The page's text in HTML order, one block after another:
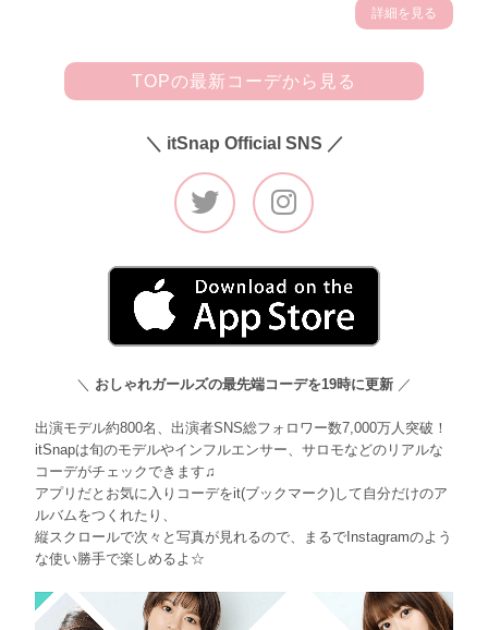
詳細を見る
TOPの最新コーデから見る
＼ itSnap Official SNS ／
＼ おしゃれガールズの最先端コーデを19時に更新 ／
出演モデル約800名、出演者SNS総フォロワー数7,000万人突破！
itSnapは旬のモデルやインフルエンサー、サロモなどのリアルな
コーデがチェックできます♫
アプリだとお気に入りコーデをit(ブックマーク)して自分だけのア
ルバムをつくれたり、
縦スクロールで次々と写真が見れるので、まるでInstagramのよう
な使い勝手で楽しめるよ☆